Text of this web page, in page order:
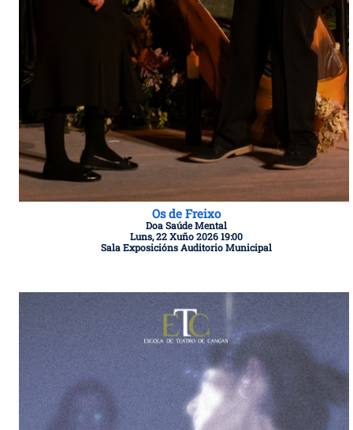
Os de Freixo
Doa Saúde Mental
Luns, 22 Xuño 2026 19:00
Sala Exposicións Auditorio Municipal